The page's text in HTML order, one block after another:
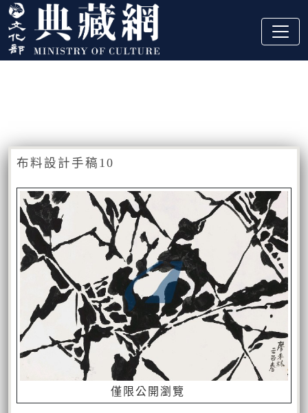
跳到主要內容
:::
布料設計手稿10
僅限公開瀏覽